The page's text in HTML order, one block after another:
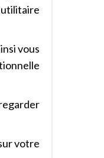
vous
votre